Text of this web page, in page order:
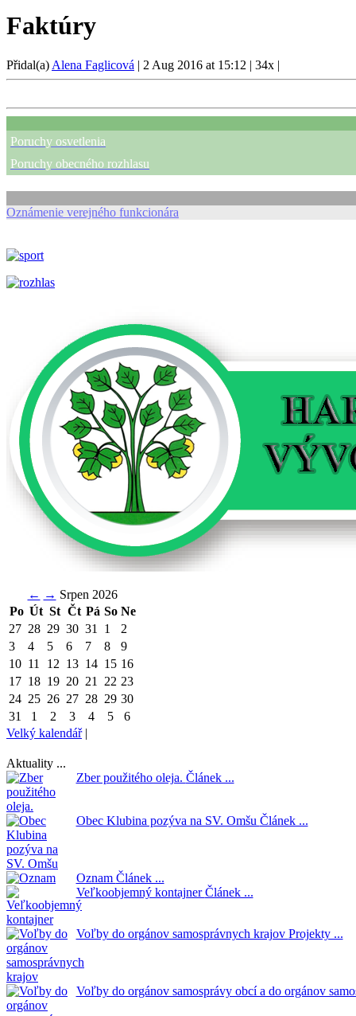
Faktúry
Přidal(a) Alena Faglicová | 2 Aug 2016 at 15:12 | 34x |
Poruchy osvetlenia
Poruchy obecného rozhlasu
Oznámenie verejného funkcionára
← → Srpen 2026
Po Út St Čt Pá So Ne
27 28 29 30 31 1
2
3
4 5 6 7 8
9
10 11 12 13 14 15 16
17 18 19 20 21 22 23
24 25 26 27 28 29 30
31
1 2 3 4 5
6
Velký kalendář|
Aktuality ...
Zber použitého oleja. Článek ...
Obec Klubina pozýva na SV. Omšu Článek ...
Oznam Článek ...
Veľkoobjemný kontajnerČlánek ...
Voľby do orgánov samosprávnych krajov Projekty ...
Voľby do orgánov samosprávy obcí a do orgánov